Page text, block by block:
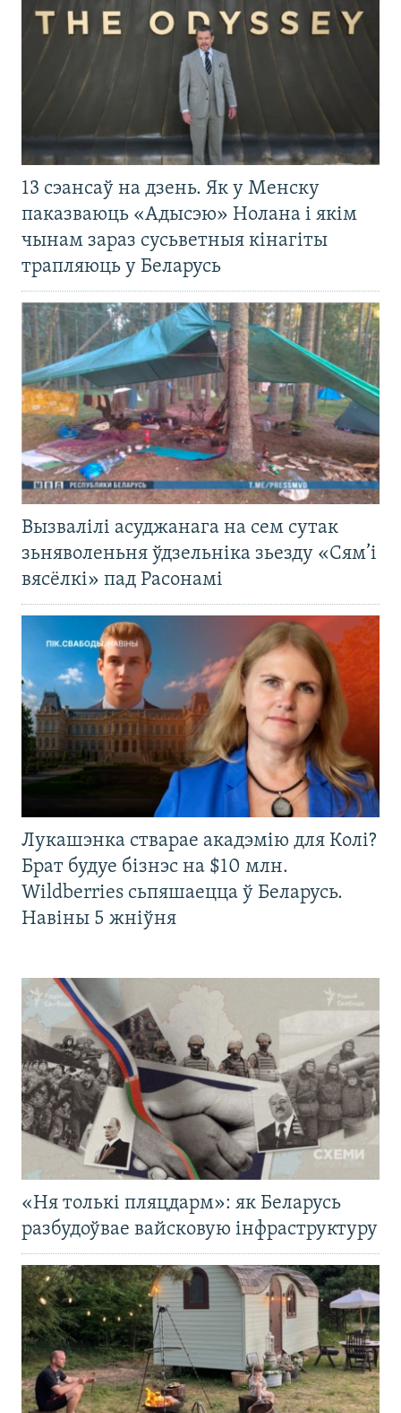
13 сэансаў на дзень. Як у Менску
паказваюць «Адысэю» Нолана і якім
чынам зараз сусьветныя кінагіты
трапляюць у Беларусь
Вызвалілі асуджанага на сем сутак
зьняволеньня ўдзельніка зьезду «Сям’і
вясёлкі» пад Расонамі
Лукашэнка стварае акадэмію для Колі?
Брат будуе бізнэс на $10 млн.
Wildberries сьпяшаецца ў Беларусь.
Навіны 5 жніўня
«Ня толькі пляцдарм»: як Беларусь
разбудоўвае вайсковую інфраструктуру